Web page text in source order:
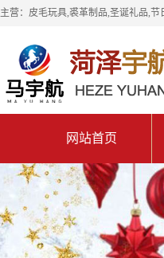
主营：皮毛玩具,裘革制品,圣诞礼品,
网站首页